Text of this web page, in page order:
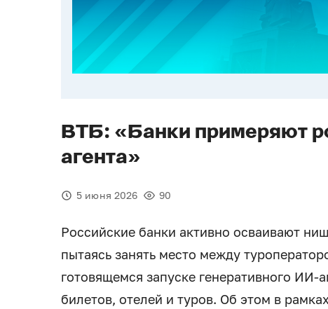
ВТБ: «Банки примеряют
агента»
5 июня 2026 90
Российские банки активно осваивают
пытаясь занять место между
готовящемся запуске генеративного ИИ-
билетов, отелей и туров. Об этом в